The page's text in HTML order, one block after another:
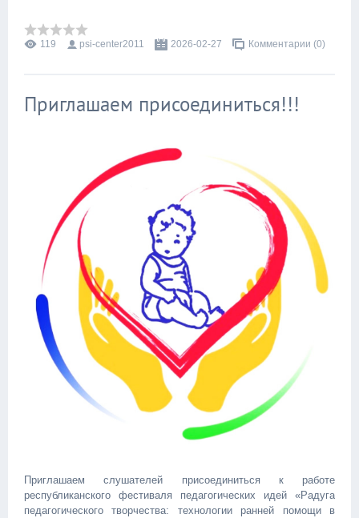
119 psi-center2011 2026-02-27 Комментарии (0)
Приглашаем присоединиться!!!
Приглашаем слушателей присоединиться к работе
республиканского фестиваля педагогических идей «Радуга
педагогического творчества: технологии ранней помощи в